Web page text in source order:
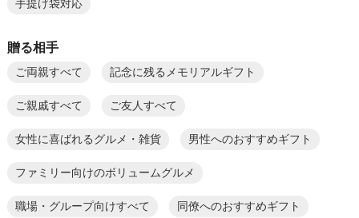
手提げ袋対応
贈る相手
ご両親すべて 記念に残るメモリアルギフト
ご親戚すべて ご友人すべて
女性に喜ばれるグルメ・雑貨 男性へのおすすめギフト
ファミリー向けのボリュームグルメ
職場・グループ向けすべて 同僚へのおすすめギフト